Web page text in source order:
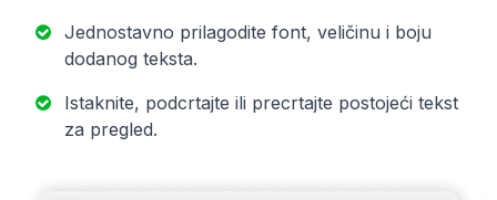
Jednostavno prilagodite font, veličinu i boju
dodanog teksta.
Istaknite, podcrtajte ili precrtajte postojeći tekst
za pregled.